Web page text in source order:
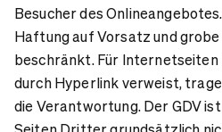
Besucher des
Haftung auf Vorsatz und
beschränkt. Für Internetseiten
durch Hyperlink verweist,
die Verantwortung. Der GDV